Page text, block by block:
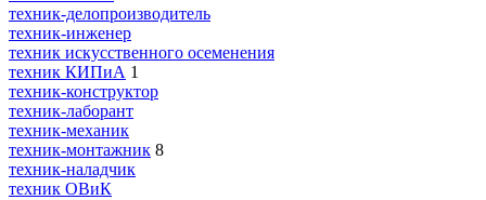
техник-делопроизводитель
техник-инженер
техник искусственного осеменения
техник КИПиА 1
техник-конструктор
техник-лаборант
техник-механик
техник-монтажник 8
техник-наладчик
техник ОВиК